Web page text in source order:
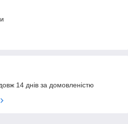
14 днів за домовленістю